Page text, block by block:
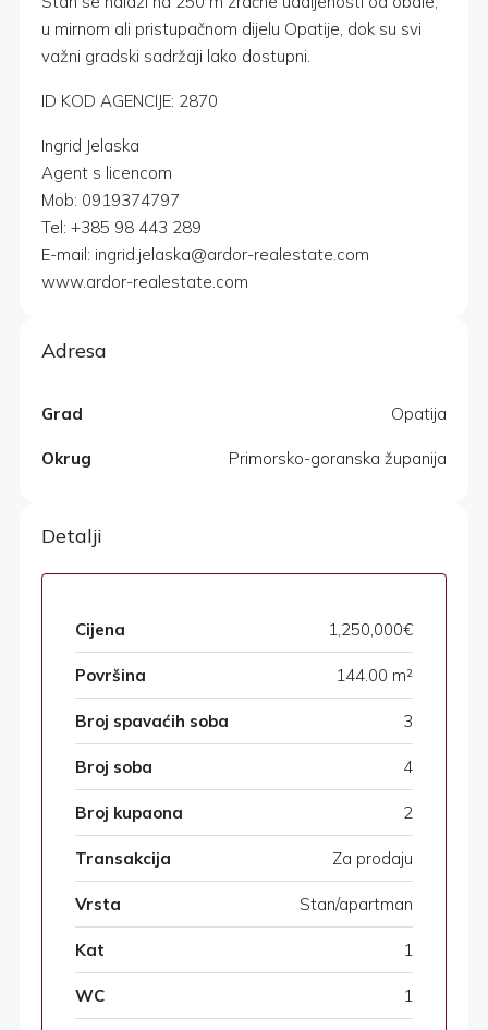
u mirnom ali pristupačnom dijelu Opatije, dok su svi
važni gradski sadržaji lako dostupni.
ID KOD AGENCIJE: 2870
Ingrid Jelaska
Agent s licencom
Mob: 0919374797
Tel: +385 98 443 289
E-mail: ingrid.jelaska@ardor-realestate.com
www.ardor-realestate.com
Adresa
Grad Opatija
Okrug Primorsko-goranska županija
Detalji
Cijena 1,250,000€
Površina 144.00 m²
Broj spavaćih soba 3
Broj soba 4
Broj kupaona 2
Transakcija Za prodaju
Vrsta Stan/apartman
Kat 1
WC 1